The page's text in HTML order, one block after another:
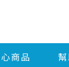
商品